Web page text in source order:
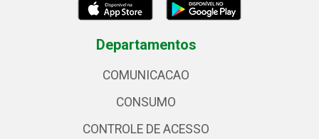
Departamentos
COMUNICACAO
CONSUMO
CONTROLE DE ACESSO